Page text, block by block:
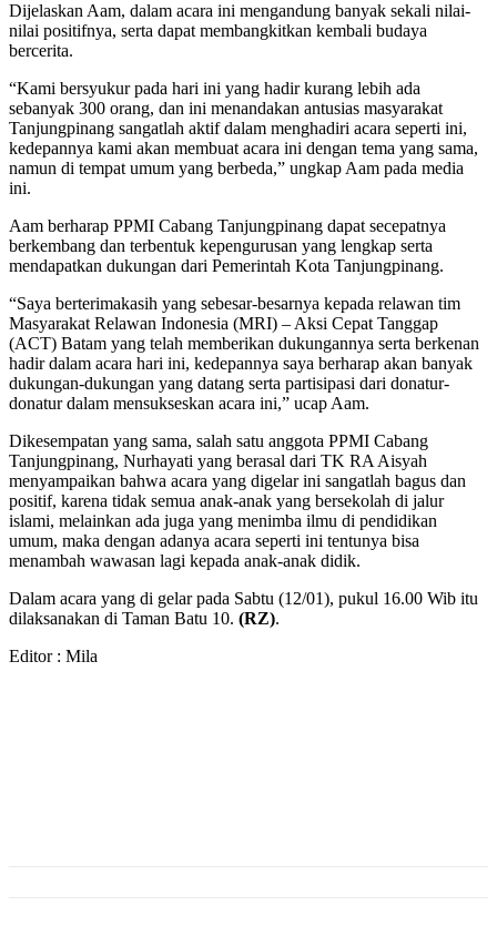
Dijelaskan Aam, dalam acara ini mengandung banyak sekali nilai-
nilai positifnya, serta dapat membangkitkan kembali budaya
bercerita.
“Kami bersyukur pada hari ini yang hadir kurang lebih ada
sebanyak 300 orang, dan ini menandakan antusias masyarakat
Tanjungpinang sangatlah aktif dalam menghadiri acara seperti ini,
kedepannya kami akan membuat acara ini dengan tema yang sama,
namun di tempat umum yang berbeda,” ungkap Aam pada media
ini.
Aam berharap PPMI Cabang Tanjungpinang dapat secepatnya
berkembang dan terbentuk kepengurusan yang lengkap serta
mendapatkan dukungan dari Pemerintah Kota Tanjungpinang.
“Saya berterimakasih yang sebesar-besarnya kepada relawan tim
Masyarakat Relawan Indonesia (MRI) – Aksi Cepat Tanggap
(ACT) Batam yang telah memberikan dukungannya serta berkenan
hadir dalam acara hari ini, kedepannya saya berharap akan banyak
dukungan-dukungan yang datang serta partisipasi dari donatur-
donatur dalam mensukseskan acara ini,” ucap Aam.
Dikesempatan yang sama, salah satu anggota PPMI Cabang
Tanjungpinang, Nurhayati yang berasal dari TK RA Aisyah
menyampaikan bahwa acara yang digelar ini sangatlah bagus dan
positif, karena tidak semua anak-anak yang bersekolah di jalur
islami, melainkan ada juga yang menimba ilmu di pendidikan
umum, maka dengan adanya acara seperti ini tentunya bisa
menambah wawasan lagi kepada anak-anak didik.
Dalam acara yang di gelar pada Sabtu (12/01), pukul 16.00 Wib itu
dilaksanakan di Taman Batu 10. (RZ).
Editor : Mila